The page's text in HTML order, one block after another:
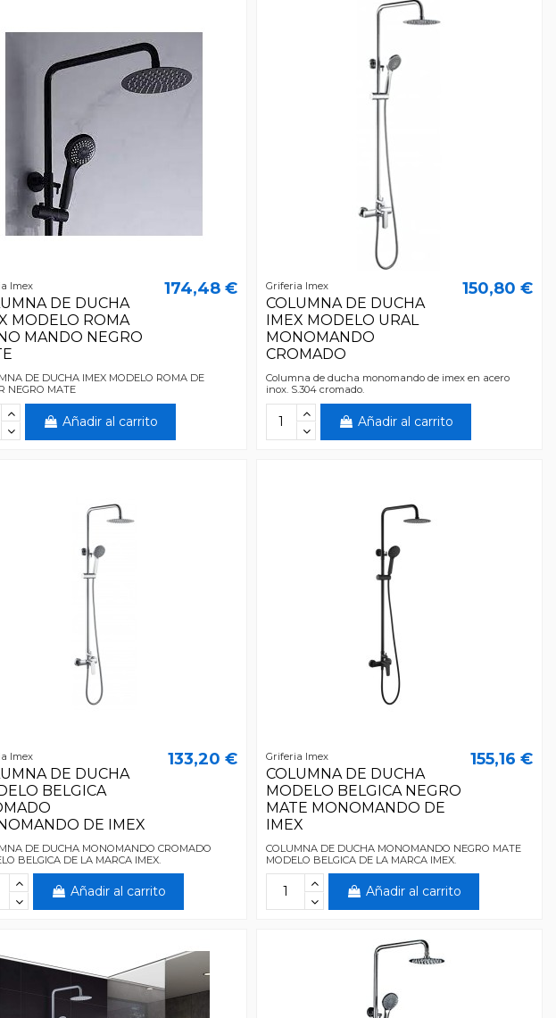
Imex
DE DUCHA
MODELO ROMA
MANDO NEGRO
174,48 €
DE DUCHA IMEX MODELO ROMA DE
NEGRO MATE
Añadir al carrito
Griferia Imex
COLUMNA DE DUCHA
IMEX MODELO URAL
MONOMANDO
CROMADO
150,80 €
Columna de ducha monomando de imex en acero
inox. S.304 cromado.
Añadir al carrito
Imex
DE DUCHA
BELGICA
DE IMEX
133,20 €
DE DUCHA MONOMANDO CROMADO
BELGICA DE LA MARCA IMEX.
Añadir al carrito
Griferia Imex
COLUMNA DE DUCHA
MODELO BELGICA NEGRO
MATE MONOMANDO DE
IMEX
155,16 €
COLUMNA DE DUCHA MONOMANDO NEGRO MATE
MODELO BELGICA DE LA MARCA IMEX.
Añadir al carrito